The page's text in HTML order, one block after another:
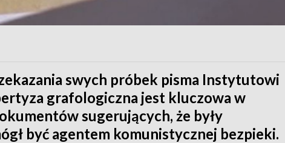
swych próbek pisma Instytutowi
grafologiczna jest kluczowa w
sugerujących, że były
być agentem komunistycznej bezpieki.